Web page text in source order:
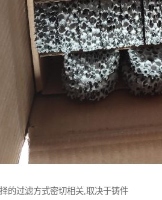
的过滤方式密切相关,取决于铸件